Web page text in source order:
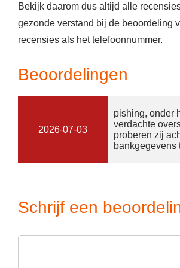
Bekijk daarom dus altijd alle
gezonde verstand bij de beoordeling
recensies als het telefoonnummer.
Beoordelingen
2026-07-03
pishing, onder
verdachte
proberen zij
bankgegevens
Schrijf een